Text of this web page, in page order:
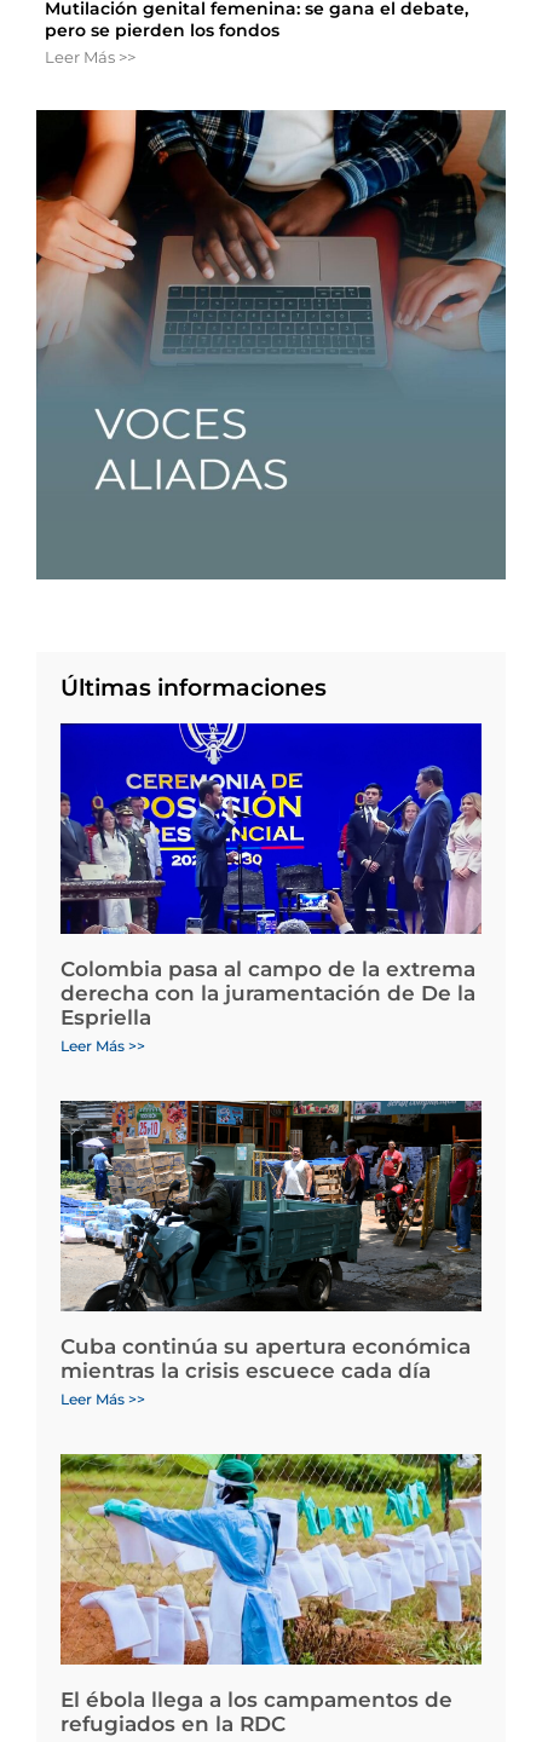
Mutilación genital femenina: se gana el debate,
pero se pierden los fondos
Leer Más >>
Últimas informaciones
Colombia pasa al campo de la extrema
derecha con la juramentación de De la
Espriella
Leer Más >>
Cuba continúa su apertura económica
mientras la crisis escuece cada día
Leer Más >>
El ébola llega a los campamentos de
refugiados en la RDC